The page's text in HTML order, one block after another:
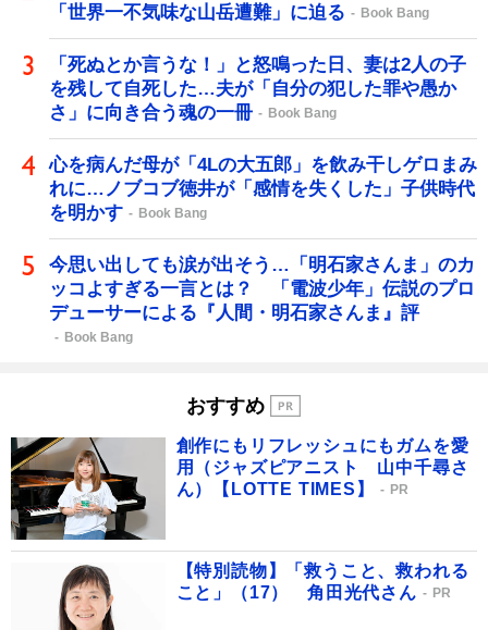
「世界一不気味な山岳遭難」に迫る
Book Bang
「死ぬとか言うな！」と怒鳴った日、妻は2人の子
を残して自死した…夫が「自分の犯した罪や愚か
さ」に向き合う魂の一冊
Book Bang
心を病んだ母が「4Lの大五郎」を飲み干しゲロまみ
れに…ノブコブ徳井が「感情を失くした」子供時代
を明かす
Book Bang
今思い出しても涙が出そう…「明石家さんま」のカ
ッコよすぎる一言とは？ 「電波少年」伝説のプロ
デューサーによる『人間・明石家さんま』評
Book Bang
おすすめ
創作にもリフレッシュにもガムを愛
用（ジャズピアニスト 山中千尋さ
ん）【LOTTE TIMES】
PR
【特別読物】「救うこと、救われる
こと」（17） 角田光代さん
PR